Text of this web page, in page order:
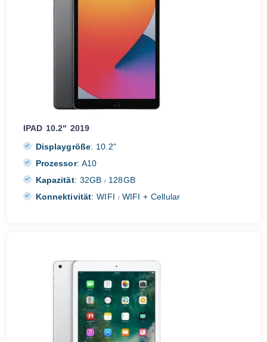
IPAD 10.2" 2019
Displaygröße: 10.2"
Prozessor: A10
Kapazität: 32GB/ 128GB
Konnektivität: WIFI /WIFI + Cellular